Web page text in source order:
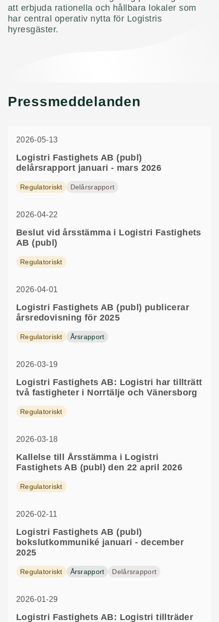
att erbjuda rationella och hållbara lokaler som
har central operativ nytta för Logistris
hyresgäster.
Försäljningsprocess
En pragmatisk förvärvsprocess med enkla
Läs mer om vår förvärvsprocess
En långsiktig ägare
Logistri som partner
fastighetsförvaltningen
Läs mer om vår förvaltning
Tillgängliga
Logistri erbjuder lokaler i attraktiva lägen
Läs mer om våra etableringsmöjligheter
Pressmeddelanden
2026-05-13
Logistri Fastighets AB (publ)
delårsrapport januari - mars 2026
Regulatoriskt Delårsrapport
2026-04-22
Beslut vid årsstämma i Logistri Fastighets
AB (publ)
Regulatoriskt
2026-04-01
Logistri Fastighets AB (publ) publicerar
årsredovisning för 2025
Regulatoriskt Årsrapport
2026-03-19
Logistri Fastighets AB: Logistri har tillträtt
två fastigheter i Norrtälje och Vänersborg
Regulatoriskt
2026-03-18
Kallelse till Årsstämma i Logistri
Fastighets AB (publ) den 22 april 2026
Regulatoriskt
2026-02-11
Logistri Fastighets AB (publ)
bokslutkommuniké januari - december
2025
Regulatoriskt Årsrapport Delårsrapport
2026-01-29
Logistri Fastighets AB: Logistri tillträder